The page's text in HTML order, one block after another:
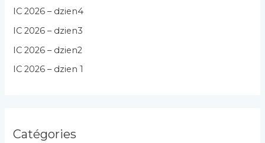
IC 2026 – dzien4
IC 2026 – dzien3
IC 2026 – dzien2
IC 2026 – dzien 1
Catégories